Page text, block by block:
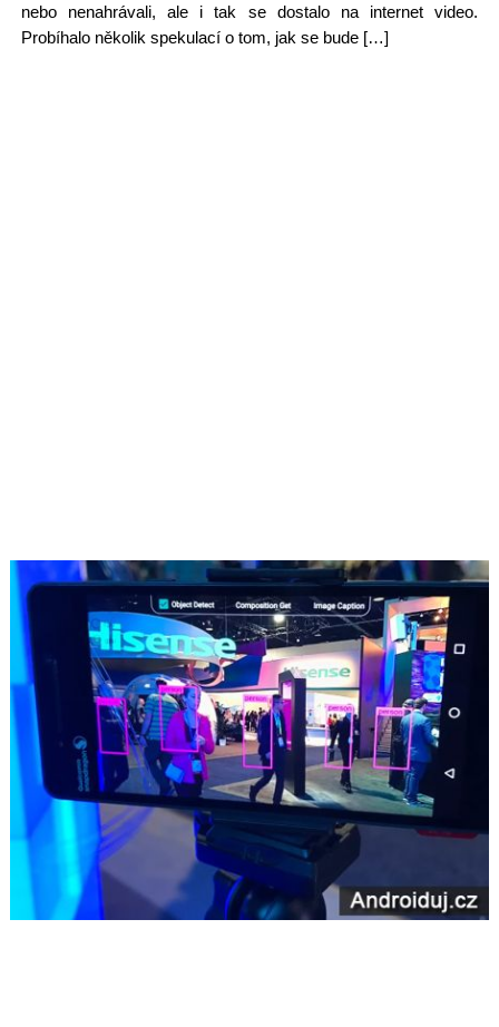
nebo nenahrávali, ale i tak se dostalo na internet video.
Probíhalo několik spekulací o tom, jak se bude […]